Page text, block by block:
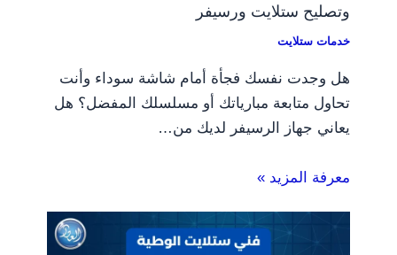
وتصليح ستلايت ورسيفر
خدمات ستلايت
هل وجدت نفسك فجأة أمام شاشة سوداء وأنت
تحاول متابعة مبارياتك أو مسلسلك المفضل؟ هل
يعاني جهاز الرسيفر لديك من…
معرفة المزيد »